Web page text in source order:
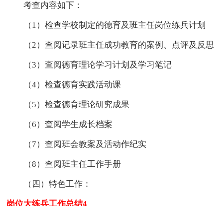
考查内容如下：
（1）检查学校制定的德育及班主任岗位练兵计划
（2）查阅记录班主任成功教育的案例、点评及反思
（3）查阅德育理论学习计划及学习笔记
（4）检查德育实践活动课
（5）检查德育理论研究成果
（6）查阅学生成长档案
（7）查阅班会教案及活动作纪实
（8）查阅班主任工作手册
（四）特色工作：
岗位大练兵工作总结4